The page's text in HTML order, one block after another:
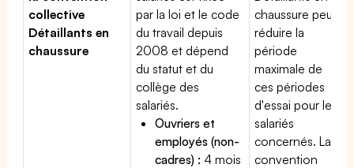
collective
Détaillants en
chaussure
par la loi et le code
du travail depuis
2008 et dépend
du statut et du
collège des
salariés.
Ouvriers et
employés (non-
cadres) : 4 mois
chaussure peut
réduire la
période
maximale de
ces périodes
d'essai pour les
salariés
concernés. La
convention